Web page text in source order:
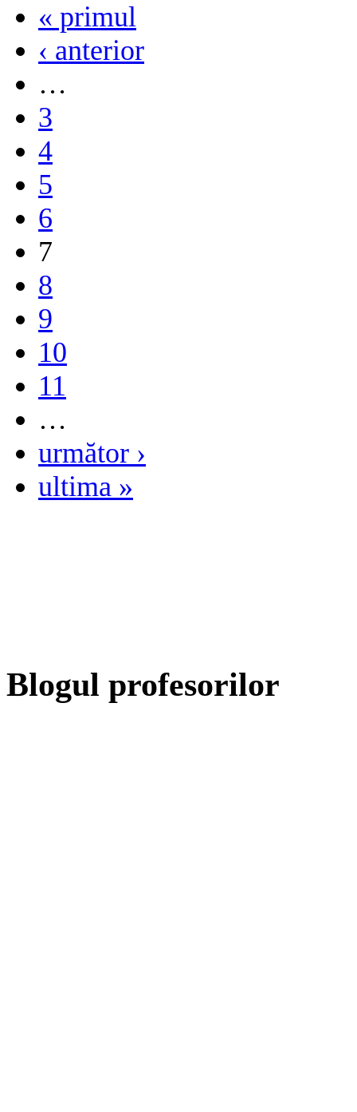
« primul
‹ anterior
…
3
4
5
6
7
8
9
10
11
…
următor ›
ultima »
Blogul profesorilor